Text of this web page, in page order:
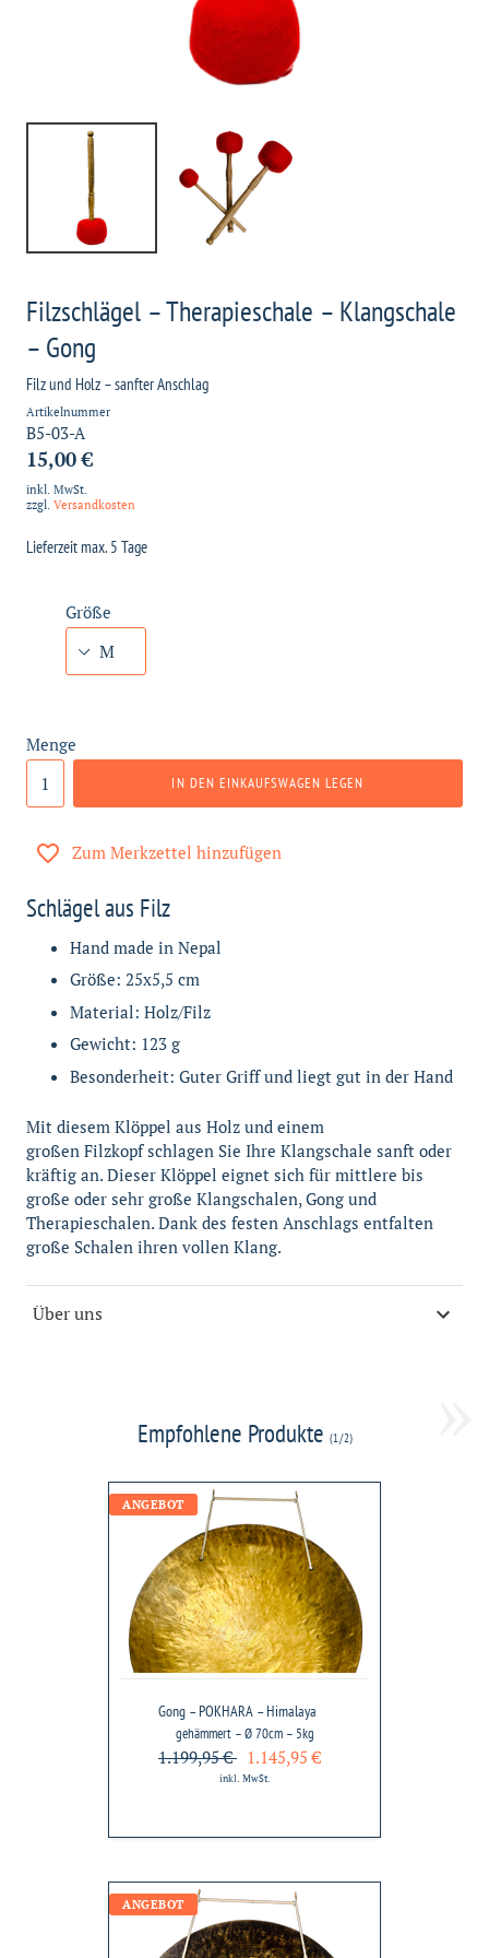
Filzschlägel – Therapieschale – Klangschale
– Gong
Filz und Holz – sanfter Anschlag
Artikelnummer
B5-03-A
15,00 €
inkl. MwSt.
zzgl. Versandkosten
Lieferzeit max. 5 Tage
Größe
Menge
IN DEN EINKAUFSWAGEN LEGEN
Zum Merkzettel hinzufügen
Schlägel aus Filz
Hand made in Nepal
Größe: 25x5,5 cm
Material: Holz/Filz
Gewicht: 123 g
Besonderheit: Guter Griff und liegt gut in der Hand
Mit diesem Klöppel aus Holz und einem
großen Filzkopf schlagen Sie Ihre Klangschale sanft oder
kräftig an. Dieser Klöppel eignet sich für mittlere bis
große oder sehr große Klangschalen, Gong und
Therapieschalen. Dank des festen Anschlags entfalten
große Schalen ihren vollen Klang.
Über uns
Empfohlene Produkte (1 /2)
Gong
POKHARA
Himalaya
ANGEBOT
Gong – POKHARA – Himalaya
gehämmert – Ø 70cm – 5kg
1.199,95 € 1.145,95 €
inkl. MwSt.
Gong
ANGEBOT